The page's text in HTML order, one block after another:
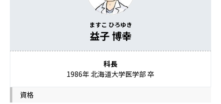
益子 博幸
ますこ ひろゆき
科長
1986年 北海道大学医学部 卒
資格